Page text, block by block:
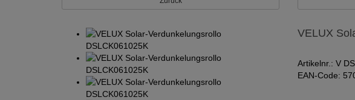
VELUX
Artikelnr.: V
EAN-Code: